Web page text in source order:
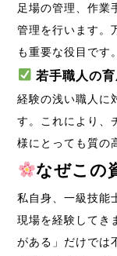
足場の管理、作業
管理を行います。
も重要な役目です。
若手職人の
経験の浅い職人に
す。これにより、
様にとっても質の
なぜこの
私自身、一級技能
現場を経験してき
がある」だけでは